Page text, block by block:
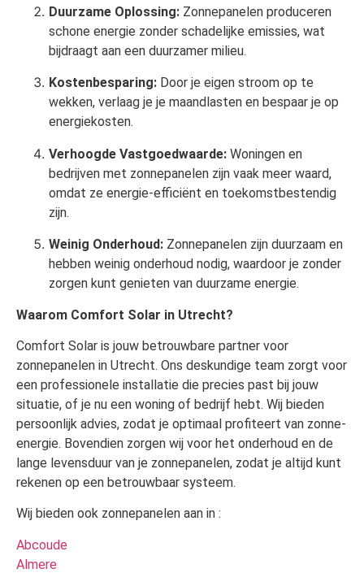
Duurzame Oplossing: Zonnepanelen produceren
schone energie zonder schadelijke emissies, wat
bijdraagt aan een duurzamer milieu.
Kostenbesparing: Door je eigen stroom op te
wekken, verlaag je je maandlasten en bespaar je op
energiekosten.
Verhoogde Vastgoedwaarde: Woningen en
bedrijven met zonnepanelen zijn vaak meer waard,
omdat ze energie-efficiënt en toekomstbestendig
zijn.
Weinig Onderhoud: Zonnepanelen zijn duurzaam en
hebben weinig onderhoud nodig, waardoor je zonder
zorgen kunt genieten van duurzame energie.
Waarom Comfort Solar in Utrecht?
Comfort Solar is jouw betrouwbare partner voor
zonnepanelen in Utrecht. Ons deskundige team zorgt voor
een professionele installatie die precies past bij jouw
situatie, of je nu een woning of bedrijf hebt. Wij bieden
persoonlijk advies, zodat je optimaal profiteert van zonne-
energie. Bovendien zorgen wij voor het onderhoud en de
lange levensduur van je zonnepanelen, zodat je altijd kunt
rekenen op een betrouwbaar systeem.
Wij bieden ook zonnepanelen aan in :
Abcoude
Almere